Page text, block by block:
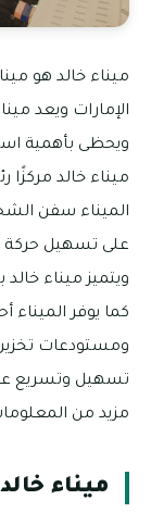
ميناء خالد هو
الإمارات ويعد
ويحظى بأهمية
ميناء خالد مركزًا
الميناء سفن
على تسهيل حركة
ويتميز ميناء خالد
كما يوفر
ومستودعات
تسهيل وتسريع
مزيد من
ميناء